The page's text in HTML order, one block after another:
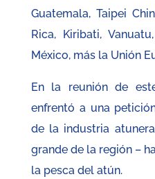
Guatemala, Taipei
Rica, Kiribati,
México, más la Unión
En la reunión de
enfrentó a una
de la industria
grande de la región –
la pesca del atún.